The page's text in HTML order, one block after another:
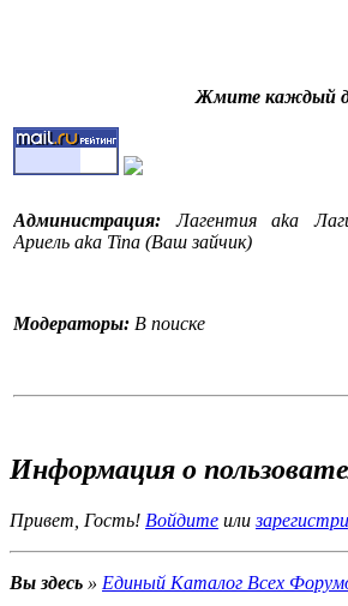
Жмите каждый
Администрация:
Лагентия aka
Ариель aka Tina (Ваш зайчик)
Модераторы: В поиске
События на форуме:
•Конкурс рассказов
это, я думаю, вам уже понятно. Вы
здесь на конкурсе. Жури оценивает и
Информация о
Привет, Гость! Войдите или
Вы здесь » Единый Каталог Всех